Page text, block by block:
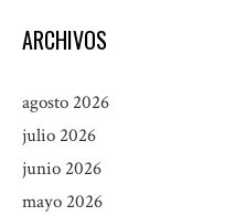
ARCHIVOS
agosto 2026
julio 2026
junio 2026
mayo 2026